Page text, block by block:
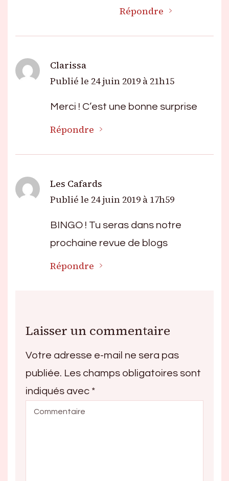
Répondre
Clarissa
Publié le 24 juin 2019 à 21h15
Merci ! C’est une bonne surprise
Répondre
Les Cafards
Publié le 24 juin 2019 à 17h59
BINGO ! Tu seras dans notre
prochaine revue de blogs
Répondre
Laisser un commentaire
Votre adresse e-mail ne sera pas
publiée. Les champs obligatoires sont
indiqués avec *